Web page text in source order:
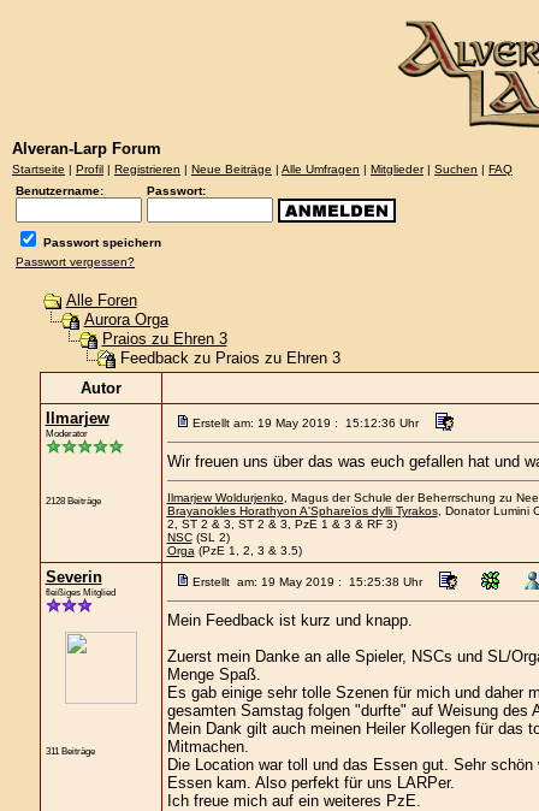
Alveran-Larp Forum
Startseite | Profil | Registrieren | Neue Beiträge | Alle Umfragen | Mitglieder| Suchen | FAQ
Benutzername:
Passwort:
Passwort speichern
Passwort vergessen?
Alle Foren
Aurora Orga
Praios zu Ehren 3
Feedback zu Praios zu Ehren 3
Autor
Ilmarjew
Moderator
2128 Beiträge
Erstellt am: 19 May 2019 : 15:12:36 Uhr
Wir freuen uns über das was euch gefallen hat und
Ilmarjew Woldurjenko, Magus der Schule der Beherrschung zu
Brayanokles Horathyon A'Sphareïos dylli Tyrakos, Donator Lumini
2, ST 2 & 3, ST 2 & 3, PzE 1 & 3 & RF 3)
NSC(SL 2)
Orga (PzE 1, 2, 3 & 3.5)
Severin
fleißiges Mitglied
311 Beiträge
Erstellt am: 19 May 2019 : 15:25:38 Uhr
Mein Feedback ist kurz und knapp.
Zuerst mein Danke an alle Spieler, NSCs und SL/
Menge Spaß.
Es gab einige sehr tolle Szenen für mich und daher
gesamten Samstag folgen "durfte" auf Weisung des
Mein Dank gilt auch meinen Heiler Kollegen für das
Mitmachen.
Die Location war toll und das Essen gut. Sehr
Essen kam. Also perfekt für uns LARPer.
Ich freue mich auf ein weiteres PzE.